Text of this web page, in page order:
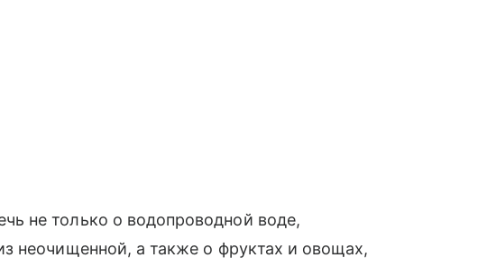
не только о водопроводной воде,
неочищенной, а также о фруктах и овощах,